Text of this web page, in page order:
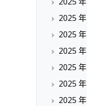
2025
2025
2025
2025
2025
2025